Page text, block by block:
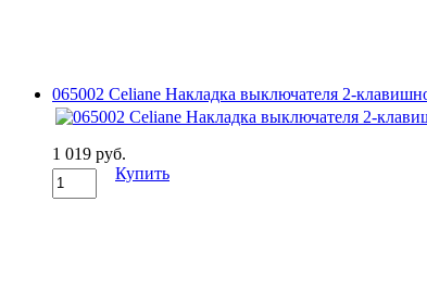
065002 Celiane Накладка выключателя 2-
1 019 руб.
Купить